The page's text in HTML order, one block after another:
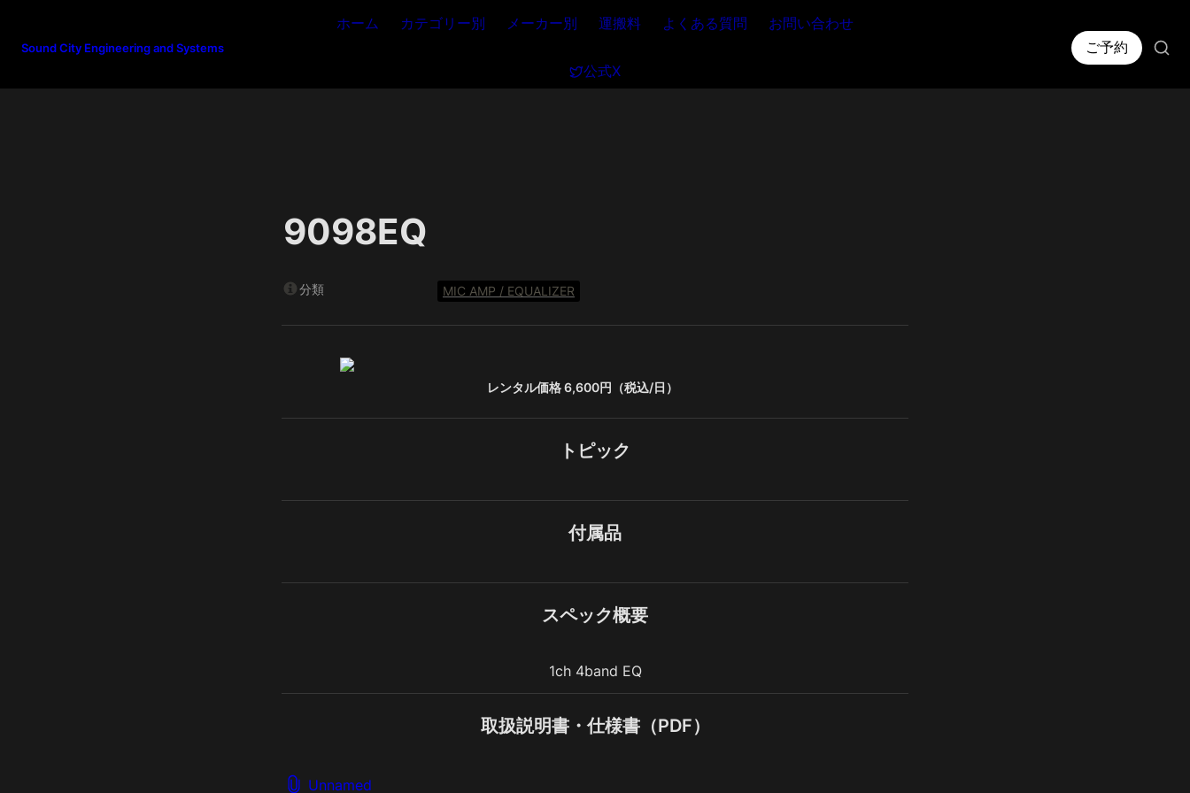
Sound City Engineering and Systems
ホーム カテゴリー別 メーカー別 運搬料 よくある質問 お問い合わせ
公式X
ご予約
9098EQ
分類 MIC AMP / EQUALIZER
レンタル価格 6,600円（税込/日）
トピック
付属品
スペック概要
1ch 4band EQ
取扱説明書・仕様書（PDF）
Unnamed